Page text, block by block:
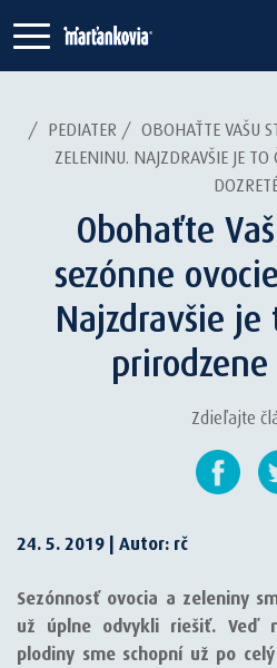
/ PEDIATER / OBOHAŤTE VAŠU
ZELENINU. NAJZDRAVŠIE JE TO
Obohaťte
sezónne
Najzdravšie je
Zdieľajte
24. 5. 2019 | Autor: rč
Sezónnosť ovocia a zeleniny
už úplne odvykli riešiť. Veď
plodiny sme schopní už po